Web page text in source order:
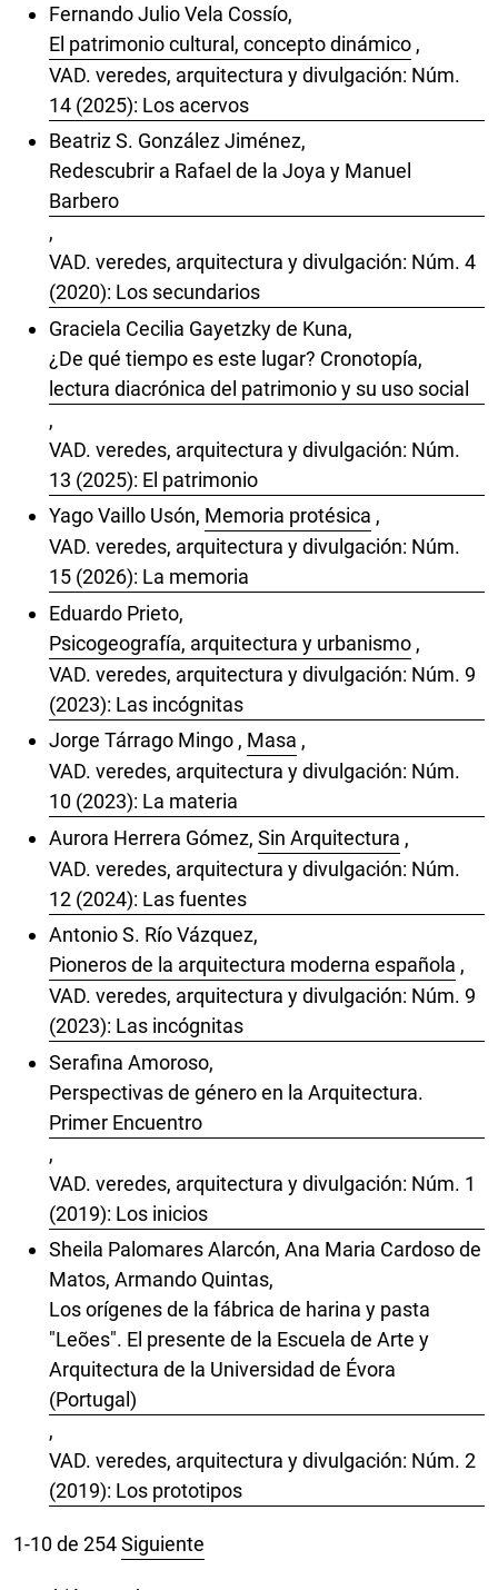
Fernando Julio Vela Cossío,
El patrimonio cultural, concepto dinámico ,
VAD. veredes, arquitectura y divulgación: Núm.
14 (2025): Los acervos
Beatriz S. González Jiménez,
Redescubrir a Rafael de la Joya y Manuel
Barbero
,
VAD. veredes, arquitectura y divulgación: Núm. 4
(2020): Los secundarios
Graciela Cecilia Gayetzky de Kuna,
¿De qué tiempo es este lugar? Cronotopía,
lectura diacrónica del patrimonio y su uso social
,
VAD. veredes, arquitectura y divulgación: Núm.
13 (2025): El patrimonio
Yago Vaillo Usón, Memoria protésica ,
VAD. veredes, arquitectura y divulgación: Núm.
15 (2026): La memoria
Eduardo Prieto,
Psicogeografía, arquitectura y urbanismo ,
VAD. veredes, arquitectura y divulgación: Núm. 9
(2023): Las incógnitas
Jorge Tárrago Mingo , Masa ,
VAD. veredes, arquitectura y divulgación: Núm.
10 (2023): La materia
Aurora Herrera Gómez, Sin Arquitectura ,
VAD. veredes, arquitectura y divulgación: Núm.
12 (2024): Las fuentes
Antonio S. Río Vázquez,
Pioneros de la arquitectura moderna española ,
VAD. veredes, arquitectura y divulgación: Núm. 9
(2023): Las incógnitas
Serafina Amoroso,
Perspectivas de género en la Arquitectura.
Primer Encuentro
,
VAD. veredes, arquitectura y divulgación: Núm. 1
(2019): Los inicios
Sheila Palomares Alarcón, Ana Maria Cardoso de
Matos, Armando Quintas,
Los orígenes de la fábrica de harina y pasta
"Leões". El presente de la Escuela de Arte y
Arquitectura de la Universidad de Évora
(Portugal)
,
VAD. veredes, arquitectura y divulgación: Núm. 2
(2019): Los prototipos
1-10 de 254Siguiente